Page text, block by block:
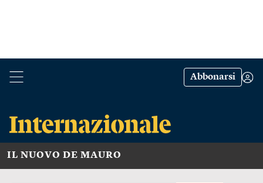
Abbonarsi
IL NUOVO DE MAURO